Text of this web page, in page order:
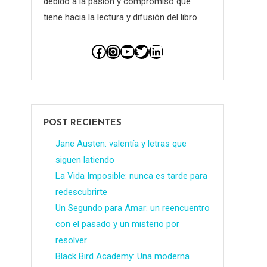
tiene hacia la lectura y difusión del libro.
Facebook
Instagram
YouTube
Twitter
LinkedIn
POST RECIENTES
Jane Austen: valentía y letras que
siguen latiendo
La Vida Imposible: nunca es tarde para
redescubrirte
Un Segundo para Amar: un reencuentro
con el pasado y un misterio por
resolver
Black Bird Academy: Una moderna